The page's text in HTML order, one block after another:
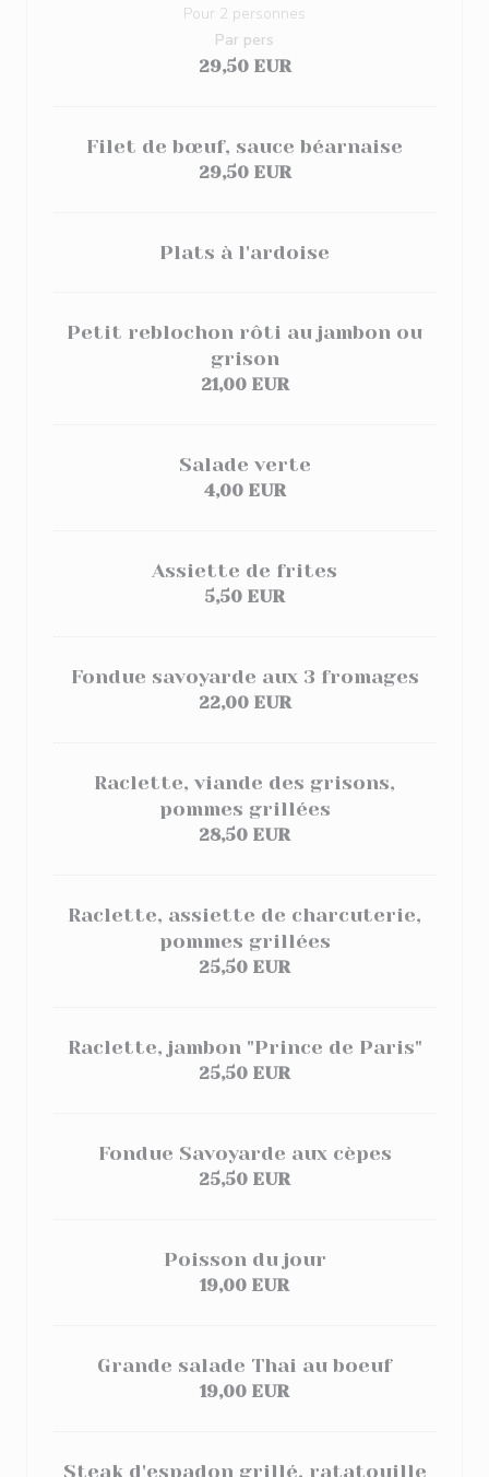
Pour 2 personnes
29,50 EUR
Par pers
Filet de bœuf, sauce béarnaise
29,50 EUR
Plats à l'ardoise
Petit reblochon rôti au jambon ou
grison
21,00 EUR
Salade verte
4,00 EUR
Assiette de frites
5,50 EUR
Fondue savoyarde aux 3 fromages
22,00 EUR
Raclette, viande des grisons,
pommes grillées
28,50 EUR
Raclette, assiette de charcuterie,
pommes grillées
25,50 EUR
Raclette, jambon "Prince de Paris"
25,50 EUR
Fondue Savoyarde aux cèpes
25,50 EUR
Poisson du jour
19,00 EUR
Grande salade Thai au boeuf
19,00 EUR
Steak d'espadon grillé, ratatouille